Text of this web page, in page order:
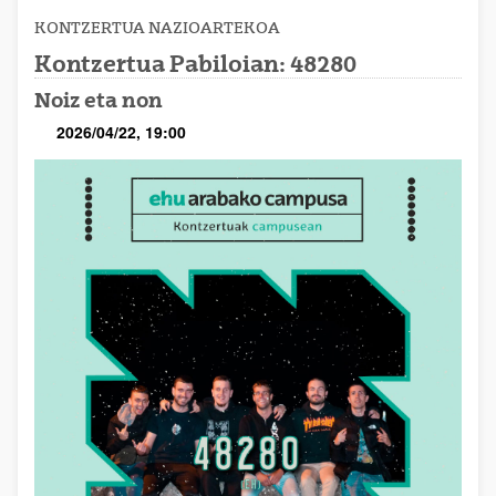
KONTZERTUA NAZIOARTEKOA
Kontzertua Pabiloian: 48280
Noiz eta non
2026/04/22, 19:00